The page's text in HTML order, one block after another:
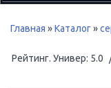
Главная »Каталог»
Рейтинг. Универ: 5.0